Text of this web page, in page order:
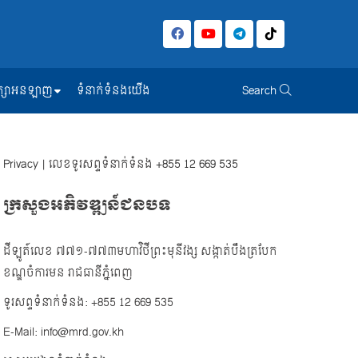
សាអនឡាញ ទំនាក់ទំនងយើង Search
Privacy | លេខទូរសព្ទទំនាក់ទំនង +855 12 669 535
ក្រសួងអភិវឌ្ឍន៍ជនបទ
ដីឡូត៍លេខ ៧៧១-៧៧៣មហាវិថីព្រះមុនីវង្ស សង្កាត់បឹងត្របែក
ខណ្ឌចំការមន រាជធានីភ្នំពេញ
ទូរសព្ទទំនាក់ទំនង: +855 12 669 535
E-Mail: info@mrd.gov.kh